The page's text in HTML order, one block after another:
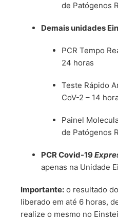
de Patógenos
Demais unidades
PCR Tempo
24 horas
Teste Rápido
CoV-2 – 14
Painel
de Patógenos
PCR Covid-19
apenas na Unidade
Importante: o resultado
liberado em até 6 horas,
realize o mesmo no